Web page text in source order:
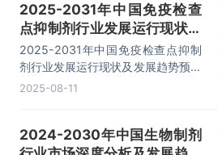
2025-2031年中国免疫检查
点抑制剂行业发展运行现状及
发展趋势预测报告
2025-2031年中国免疫检查点抑制
剂行业发展运行现状及发展趋势预测
报告，主要包括行业发展趋势与前景
2025-08-11
2024-2030年中国生物制剂